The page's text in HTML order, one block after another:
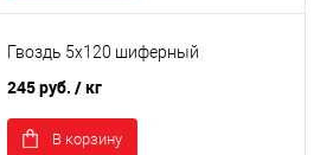
Гвоздь 5х120 шиферный
245 руб. / кг
В корзину